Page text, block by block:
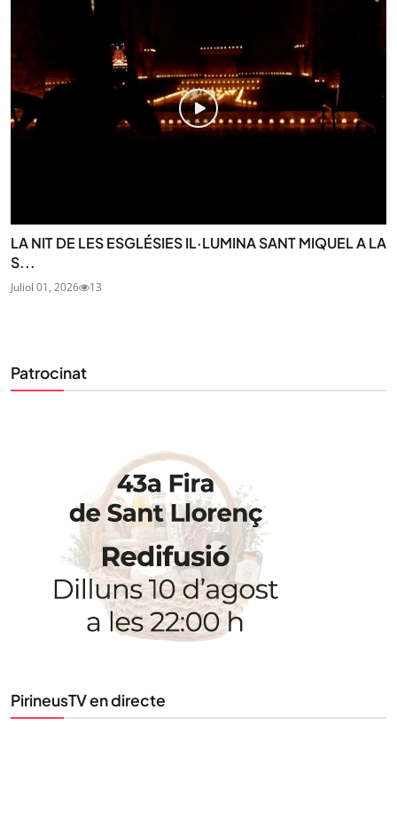
LA NIT DE LES ESGLÉSIES IL·LUMINA SANT MIQUEL A LA
S...
Juliol 01, 2026 13
Patrocinat
PirineusTV en directe
STAY UPDATED
Uneix-te al nostre butlletí
Tota l’actualitat, seleccionada i enviada directament
al teu correu. Subscriu-te al nostre butlletí i segueix
la informació que importa.
SUBSCRIU-TE